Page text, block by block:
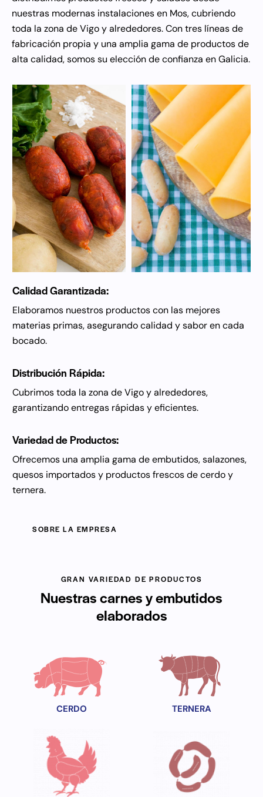
nuestras modernas instalaciones en Mos, cubriendo
toda la zona de Vigo y alrededores. Con tres líneas de
fabricación propia y una amplia gama de productos de
alta calidad, somos su elección de confianza en Galicia.
Calidad Garantizada:
Elaboramos nuestros productos con las mejores
materias primas, asegurando calidad y sabor en cada
bocado.
Distribución Rápida:
Cubrimos toda la zona de Vigo y alrededores,
garantizando entregas rápidas y eficientes.
Variedad de Productos:
Ofrecemos una amplia gama de embutidos, salazones,
quesos importados y productos frescos de cerdo y
ternera.
SOBRE LA EMPRESA
GRAN VARIEDAD DE PRODUCTOS
Nuestras carnes y embutidos
elaborados
CERDO TERNERA